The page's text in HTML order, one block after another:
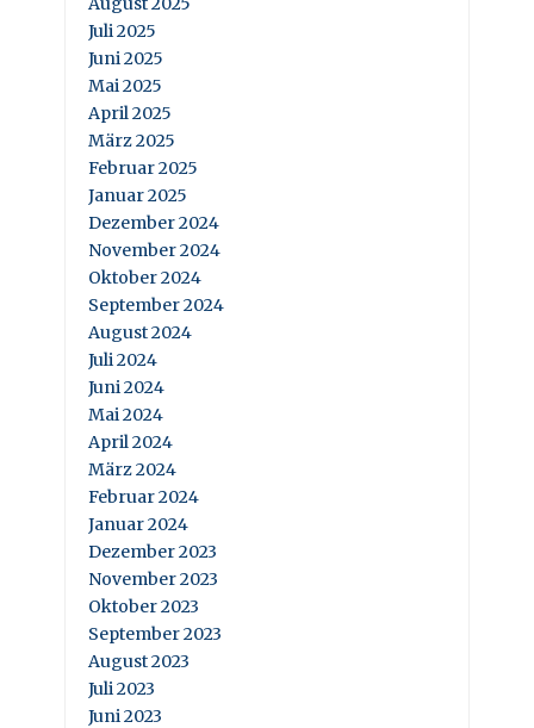
Juli 2025
Juni 2025
Mai 2025
April 2025
März 2025
Februar 2025
Januar 2025
Dezember 2024
November 2024
Oktober 2024
September 2024
August 2024
Juli 2024
Juni 2024
Mai 2024
April 2024
März 2024
Februar 2024
Januar 2024
Dezember 2023
November 2023
Oktober 2023
September 2023
August 2023
Juli 2023
Juni 2023